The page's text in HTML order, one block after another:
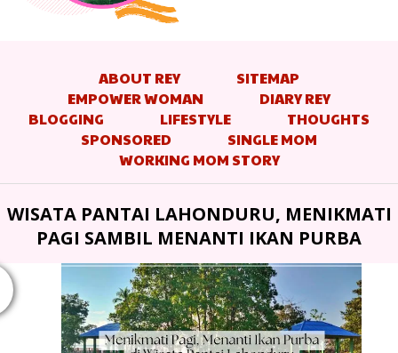
ABOUT REY
SITEMAP
EMPOWER WOMAN
DIARY REY
BLOGGING
LIFESTYLE
THOUGHTS
SPONSORED
SINGLE MOM
WORKING MOM STORY
WISATA PANTAI LAHONDURU, MENIKMATI
PAGI SAMBIL MENANTI IKAN PURBA